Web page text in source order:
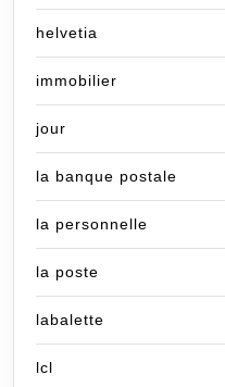
helvetia
immobilier
jour
la banque postale
la personnelle
la poste
labalette
lcl